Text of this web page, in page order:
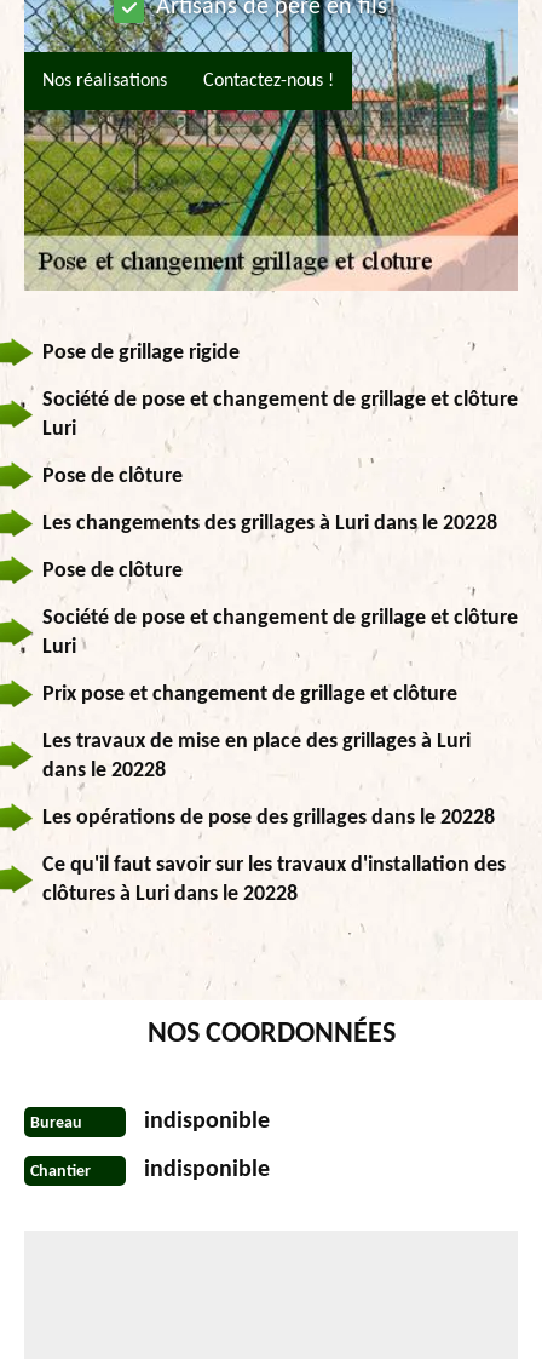
Artisans de père en fils
Nos réalisations Contactez-nous !
Pose de grillage rigide
Société de pose et changement de grillage et clôture
Luri
Pose de clôture
Les changements des grillages à Luri dans le 20228
Pose de clôture
Société de pose et changement de grillage et clôture
Luri
Prix pose et changement de grillage et clôture
Les travaux de mise en place des grillages à Luri
dans le 20228
Les opérations de pose des grillages dans le 20228
Ce qu'il faut savoir sur les travaux d'installation des
clôtures à Luri dans le 20228
NOS COORDONNÉES
Bureau indisponible
Chantier indisponible